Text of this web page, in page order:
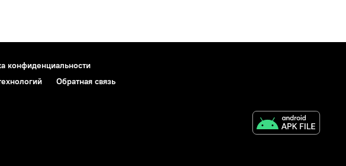
конфиденциальности
Обратная связь